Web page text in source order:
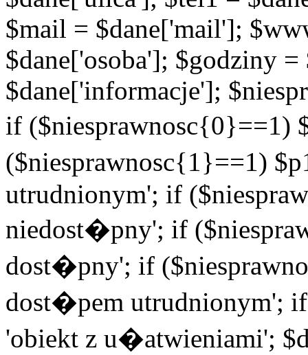
$mail = $dane['mail'];
$dane['osoba']; $godziny
$dane['informacje'];
if ($niesprawnosc{0}==1)
($niesprawnosc{1}==1)
utrudnionym'; if
niedost�pny'; if
dost�pny'; if
dost�pem utrudnionym';
'obiekt z u�atwieniami';